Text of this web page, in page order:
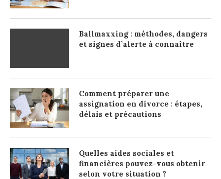
Ballmaxxing : méthodes, dangers
et signes d’alerte à connaître
Comment préparer une
assignation en divorce : étapes,
délais et précautions
Quelles aides sociales et
financières pouvez-vous obtenir
selon votre situation ?